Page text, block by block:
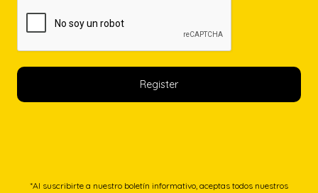
*Al suscribirte a nuestro boletín informativo, aceptas todos nuestros